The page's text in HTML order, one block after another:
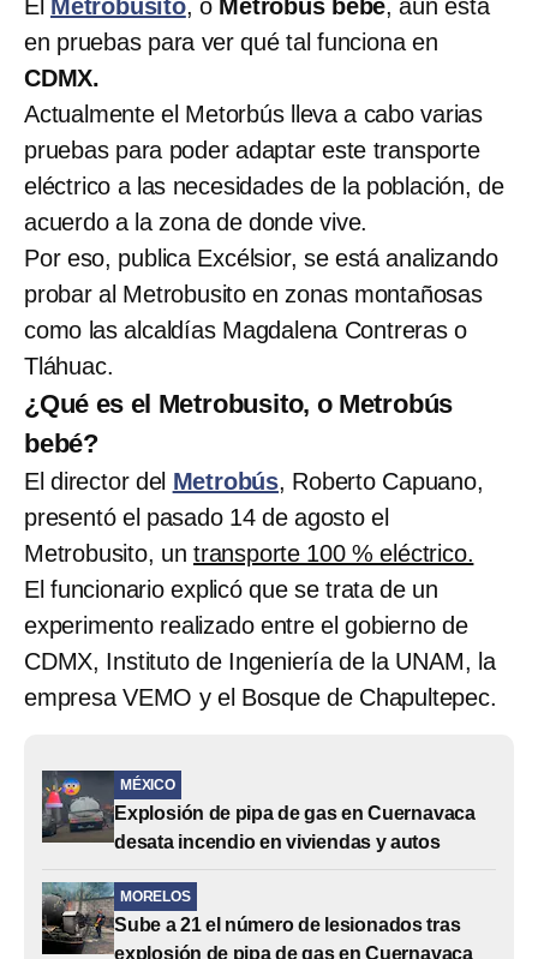
El Metrobusito, oMetrobús bebé, aún está
en pruebas para ver qué tal funciona en
CDMX.
Actualmente el Metorbús lleva a cabo varias
pruebas para poder adaptar este transporte
eléctrico a las necesidades de la población, de
acuerdo a la zona de donde vive.
Por eso, publica Excélsior, se está analizando
probar al Metrobusito en zonas montañosas
como las alcaldías Magdalena Contreras o
Tláhuac.
¿Qué es el Metrobusito, o Metrobús
bebé?
El director del Metrobús, Roberto Capuano,
presentó el pasado 14 de agosto el
Metrobusito, untransporte 100 % eléctrico.
El funcionario explicó que se trata de un
experimento realizado entre el gobierno de
CDMX, Instituto de Ingeniería de la UNAM, la
empresa VEMO y el Bosque de Chapultepec.
MÉXICO
Explosión de pipa de gas en Cuernavaca
desata incendio en viviendas y autos
MORELOS
Sube a 21 el número de lesionados tras
explosión de pipa de gas en Cuernavaca